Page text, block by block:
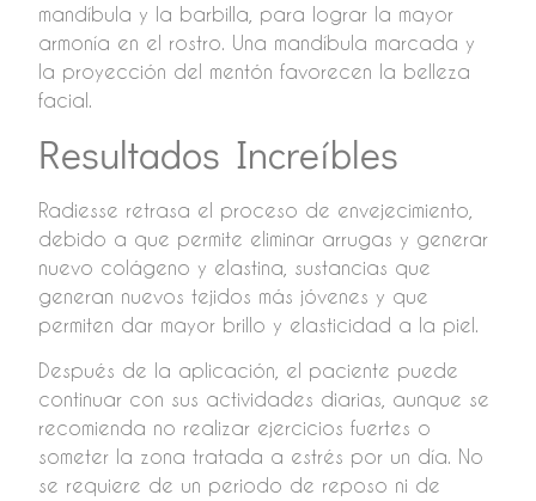
mandíbula y la barbilla, para lograr la mayor
armonía en el rostro. Una mandíbula marcada y
la proyección del mentón favorecen la belleza
facial.
Resultados Increíbles
Radiesse retrasa el proceso de envejecimiento,
debido a que permite eliminar arrugas y generar
nuevo colágeno y elastina, sustancias que
generan nuevos tejidos más jóvenes y que
permiten dar mayor brillo y elasticidad a la piel.
Después de la aplicación, el paciente puede
continuar con sus actividades diarias, aunque se
recomienda no realizar ejercicios fuertes o
someter la zona tratada a estrés por un día. No
se requiere de un periodo de reposo ni de